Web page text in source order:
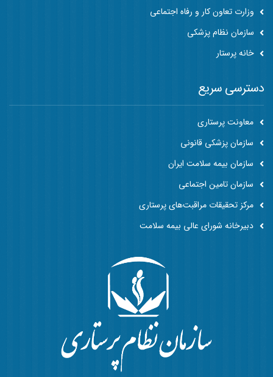
وزارت تعاون کار و رفاه اجتماعی
سازمان نظام پزشکی
خانه پرستار
دسترسی سریع
معاونت پرستاری
سازمان پزشکی قانونی
سازمان بیمه سلامت ایران
سازمان تامین اجتماعی
مرکز تحقیقات مراقبت‌های پرستاری
دبیرخانه شورای عالی بیمه سلامت